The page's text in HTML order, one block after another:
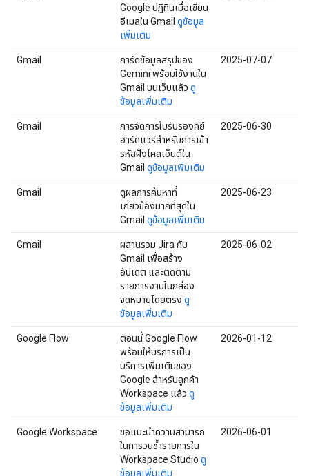
Google ปฏิทินเมื่อเขียน
อีเมลใน Gmail ดูข้อมูล
เพิ่มเติม
Gmail
การ์ดข้อมูลสรุปของ
Gemini พร้อมใช้งานใน
Gmail บนเว็บแล้ว ดู
ข้อมูลเพิ่มเติม
2025-07-07
Gmail
การจัดการใบรับรองคีย์
ฮาร์ดแวร์สำหรับการเข้า
รหัสฝั่งไคลเอ็นต์ใน
Gmail ดูข้อมูลเพิ่มเติม
2025-06-30
Gmail
ดูผลการค้นหาที่
เกี่ยวข้องมากที่สุดใน
Gmail ดูข้อมูลเพิ่มเติม
2025-06-23
Gmail
ผสานรวม Jira กับ
Gmail เพื่อสร้าง
อัปเดต และติดตาม
รายการงานในกล่อง
จดหมายโดยตรง ดู
ข้อมูลเพิ่มเติม
2025-06-02
Google Flow
ตอนนี้ Google Flow
พร้อมให้บริการเป็น
บริการเพิ่มเติมของ
Google สำหรับลูกค้า
Workspace แล้ว ดู
ข้อมูลเพิ่มเติม
2026-01-12
Google Workspace
ขอแนะนำความสามารถ
ในการวนซ้ำรายการใน
Workspace Studio ดู
ข้อมูลเพิ่มเติม
2026-06-01